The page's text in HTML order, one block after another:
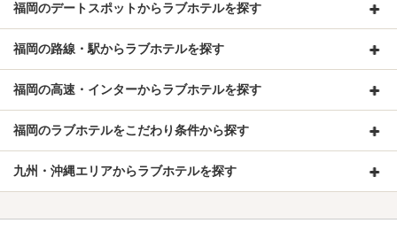
福岡のデートスポットからラブホテルを探す
福岡の路線・駅からラブホテルを探す
福岡の高速・インターからラブホテルを探す
福岡のラブホテルをこだわり条件から探す
九州・沖縄エリアからラブホテルを探す